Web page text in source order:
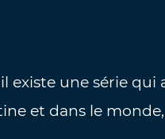
existe une série
et dans le